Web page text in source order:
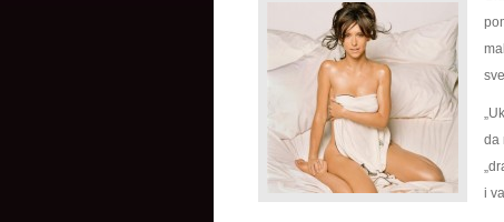
da
i